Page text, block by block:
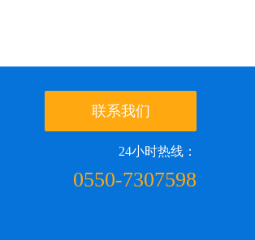
联系我们
24小时热线：
0550-7307598